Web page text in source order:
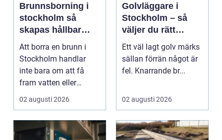
Brunnsborning i
stockholm så
skapas hållbar
tillgång till vatten
och energi
Att borra en brunn i
Stockholm handlar
inte bara om att få
fram vatten eller
värme. Det är också
02 augusti 2026
Golvläggare i
Stockholm – så
väljer du rätt
hantverkare för
hållbara golv
Ett väl lagt golv märks
sällan förrän något är
fel. Knarrande br...
02 augusti 2026